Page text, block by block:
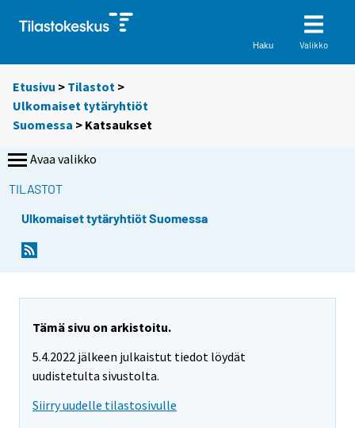
Haku Valikko
Etusivu > Tilastot >
Ulkomaiset tytäryhtiöt
Suomessa > Katsaukset
Avaa valikko
TILASTOT
Ulkomaiset tytäryhtiöt Suomessa
Tämä sivu on arkistoitu.
5.4.2022 jälkeen julkaistut tiedot löydät
uudistetulta sivustolta.
Siirry uudelle tilastosivulle